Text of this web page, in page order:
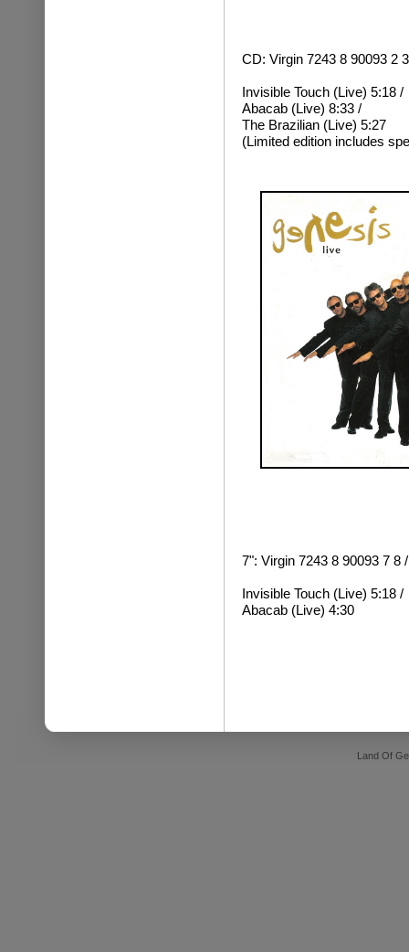
CD: Virgin 7243 8 90093 2
Invisible Touch (Live) 5:18 /
Abacab (Live) 8:33 /
The Brazilian (Live) 5:27
(Limited edition includes
7": Virgin 7243 8 90093 7 8
Invisible Touch (Live) 5:18 /
Abacab (Live) 4:30
Land Of